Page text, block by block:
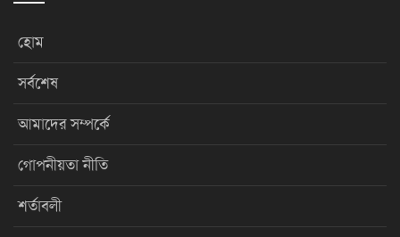
হোম
সর্বশেষ
আমাদের সম্পর্কে
গোপনীয়তা নীতি
শর্তাবলী